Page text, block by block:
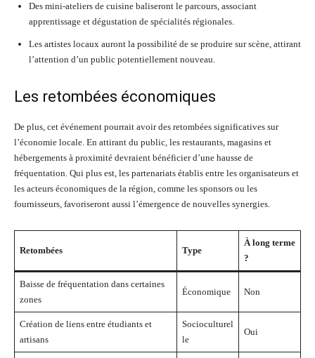
Des mini-ateliers de cuisine baliseront le parcours, associant
apprentissage et dégustation de spécialités régionales.
Les artistes locaux auront la possibilité de se produire sur scène, attirant
l’attention d’un public potentiellement nouveau.
Les retombées économiques
De plus, cet événement pourrait avoir des retombées significatives sur
l’économie locale. En attirant du public, les restaurants, magasins et
hébergements à proximité devraient bénéficier d’une hausse de
fréquentation. Qui plus est, les partenariats établis entre les organisateurs et
les acteurs économiques de la région, comme les sponsors ou les
fournisseurs, favoriseront aussi l’émergence de nouvelles synergies.
Retombées Type
À long terme
?
Baisse de fréquentation dans certaines
zones
Économique Non
Création de liens entre étudiants et
artisans
Socioculturel
le
Oui